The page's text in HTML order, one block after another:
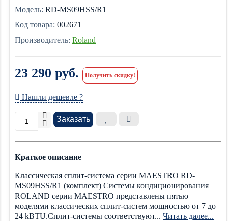
Модель: RD-MS09HSS/R1
Код товара: 002671
Производитель: Roland
23 290 руб. Получить скидку!
Нашли дешевле ?
Заказать
Краткое описание
Классическая сплит-система серии MAESTRO RD-
MS09HSS/R1 (комплект) Системы кондиционирования
ROLAND серии MAESTRO представлены пятью
моделями классических сплит-систем мощностью от 7 до
24 kBTU.Сплит-системы соответствуют... Читать далее...